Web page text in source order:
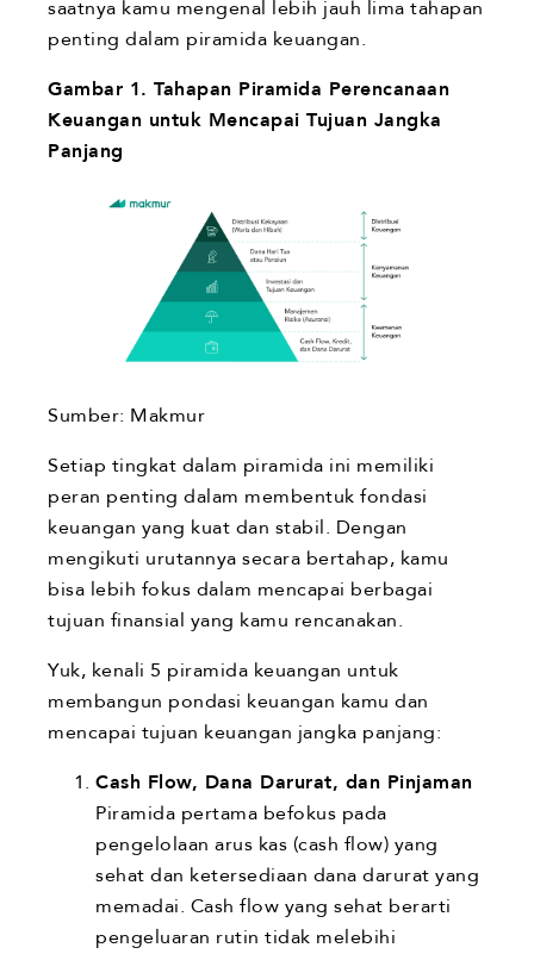
saatnya kamu mengenal lebih jauh lima tahapan
penting dalam piramida keuangan.
Gambar 1. Tahapan Piramida Perencanaan
Keuangan untuk Mencapai Tujuan Jangka
Panjang
Sumber: Makmur
Setiap tingkat dalam piramida ini memiliki
peran penting dalam membentuk fondasi
keuangan yang kuat dan stabil. Dengan
mengikuti urutannya secara bertahap, kamu
bisa lebih fokus dalam mencapai berbagai
tujuan finansial yang kamu rencanakan.
Yuk, kenali 5 piramida keuangan untuk
membangun pondasi keuangan kamu dan
mencapai tujuan keuangan jangka panjang:
Cash Flow, Dana Darurat, dan Pinjaman
Piramida pertama befokus pada
pengelolaan arus kas (cash flow) yang
sehat dan ketersediaan dana darurat yang
memadai. Cash flow yang sehat berarti
pengeluaran rutin tidak melebihi